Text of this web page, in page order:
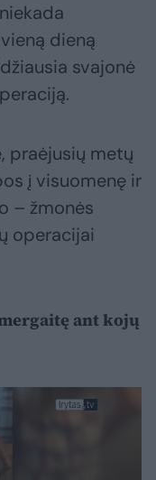
dieną
svajonė
praėjusių metų
į visuomenę ir
– žmonės
operacijai
ant kojų